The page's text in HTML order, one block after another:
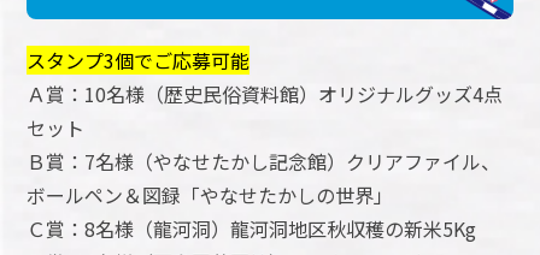
スタンプ3個でご応募可能
Ａ賞：10名様（歴史民俗資料館）オリジナルグッズ4点
セット
Ｂ賞：7名様（やなせたかし記念館）クリアファイル、
ボールペン＆図録「やなせたかしの世界」
Ｃ賞：8名様（龍河洞）龍河洞地区秋収穫の新米5Kg